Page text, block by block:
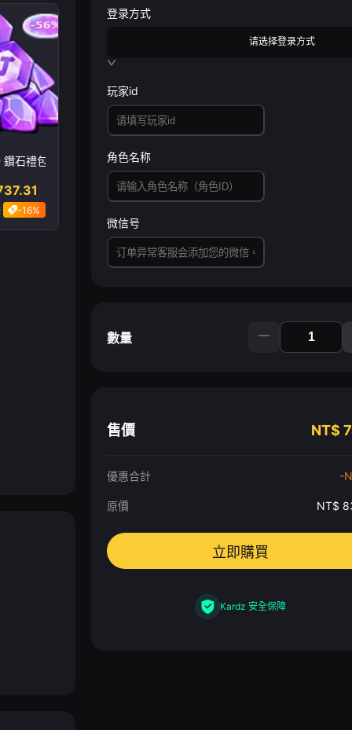
石禮包
-16%
登录方式
请选择登录方式
玩家id
角色名称
微信号
數量
售價 NT$
優惠合計 -
原價 NT$
立即購買
Kardz 安全保障